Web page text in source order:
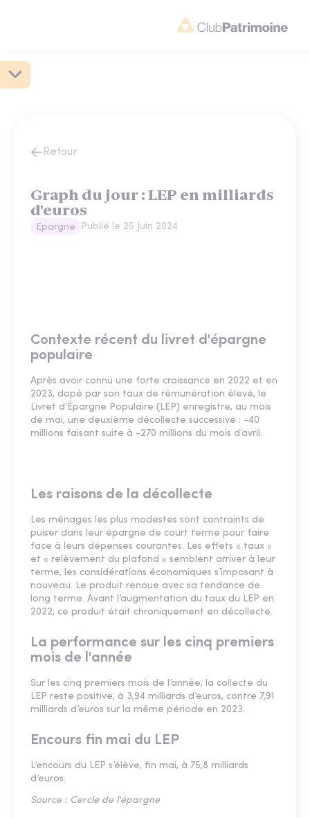
Retour
Graph du jour : LEP en milliards
d'euros
Epargne Publié le 25 Juin 2024
Contexte récent du livret d'épargne
populaire
Après avoir connu une forte croissance en 2022 et en
2023, dopé par son taux de rémunération élevé, le
Livret d’Épargne Populaire (LEP) enregistre, au mois
de mai, une deuxième décollecte successive : -40
millions faisant suite à -270 millions du mois d’avril.
Les raisons de la décollecte
Les ménages les plus modestes sont contraints de
puiser dans leur épargne de court terme pour faire
face à leurs dépenses courantes. Les effets « taux »
et « relèvement du plafond » semblent arriver à leur
terme, les considérations économiques s’imposant à
nouveau. Le produit renoue avec sa tendance de
long terme. Avant l’augmentation du taux du LEP en
2022, ce produit était chroniquement en décollecte.
La performance sur les cinq premiers
mois de l'année
Sur les cinq premiers mois de l’année, la collecte du
LEP reste positive, à 3,94 milliards d’euros, contre 7,91
milliards d’euros sur la même période en 2023.
Encours fin mai du LEP
L’encours du LEP s’élève, fin mai, à 75,8 milliards
d’euros.
Source : Cercle de l'épargne